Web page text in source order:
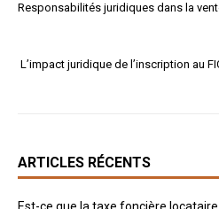
Responsabilités juridiques dans la
L’impact juridique de l’inscription au
ARTICLES RÉCENTS